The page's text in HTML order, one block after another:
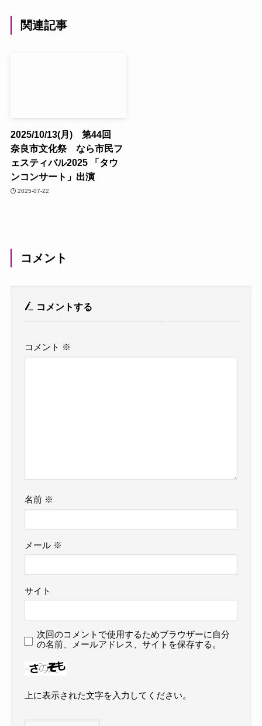
関連記事
2025/10/13(月) 第44回
奈良市文化祭 なら市民フ
ェスティバル2025 「タウ
ンコンサート」出演
2025-07-22
コメント
コメントする
コメント ※
名前 ※
メール ※
サイト
次回のコメントで使用するためブラウザーに自分
の名前、メールアドレス、サイトを保存する。
上に表示された文字を入力してください。